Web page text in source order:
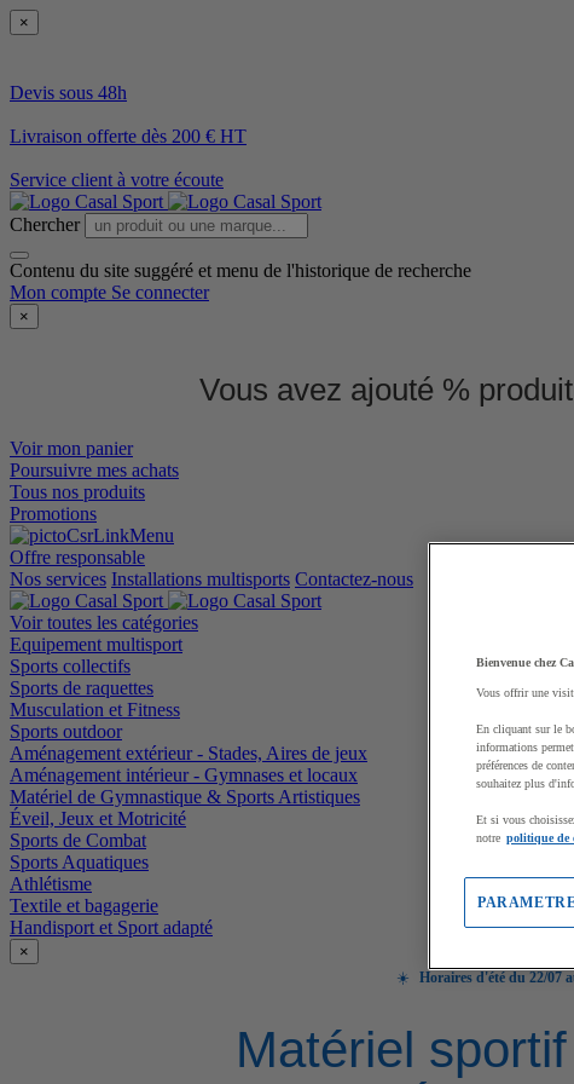
×
Devis sous 48h
Livraison offerte dès 200 € HT
Service client à votre écoute
Chercher
Contenu du site suggéré et menu de l'historique de recherche
Mon compte Se connecter
×
Vous avez ajouté %
Voir mon panier
Poursuivre mes achats
Tous nos produits
Promotions
Offre responsable
Nos services Installations multisports Contactez-nous
Voir toutes les catégories
Equipement multisport
Sports collectifs
Sports de raquettes
Musculation et Fitness
Sports outdoor
Aménagement extérieur - Stades, Aires de jeux
Aménagement intérieur - Gymnases et locaux
Matériel de Gymnastique & Sports Artistiques
Éveil, Jeux et Motricité
Sports de Combat
Sports Aquatiques
Athlétisme
Textile et bagagerie
Handisport et Sport adapté
×
☀️ Horaires d'été du 22/07
Matériel
Bienvenue chez
Vous offrir une
En cliquant sur le
informations
préférences de
souhaitez plus
Et si vous
notre politique de